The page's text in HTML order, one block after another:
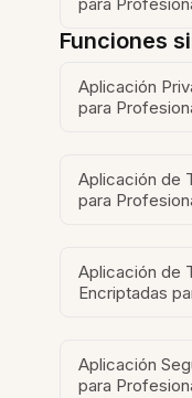
Funciones
Aplicación
para
Aplicación de
para
Aplicación de
Encriptadas
Aplicación
para